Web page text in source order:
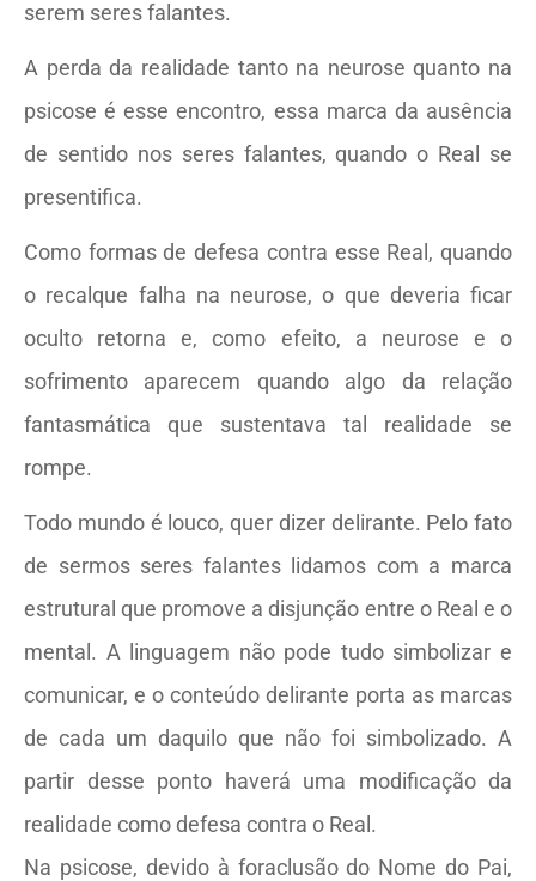
serem seres falantes.
A perda da realidade tanto na neurose quanto na
psicose é esse encontro, essa marca da ausência
de sentido nos seres falantes, quando o Real se
presentifica.
Como formas de defesa contra esse Real, quando
o recalque falha na neurose, o que deveria ficar
oculto retorna e, como efeito, a neurose e o
sofrimento aparecem quando algo da relação
fantasmática que sustentava tal realidade se
rompe.
Todo mundo é louco, quer dizer delirante. Pelo fato
de sermos seres falantes lidamos com a marca
estrutural que promove a disjunção entre o Real e o
mental. A linguagem não pode tudo simbolizar e
comunicar, e o conteúdo delirante porta as marcas
de cada um daquilo que não foi simbolizado. A
partir desse ponto haverá uma modificação da
realidade como defesa contra o Real.
Na psicose, devido à foraclusão do Nome do Pai,